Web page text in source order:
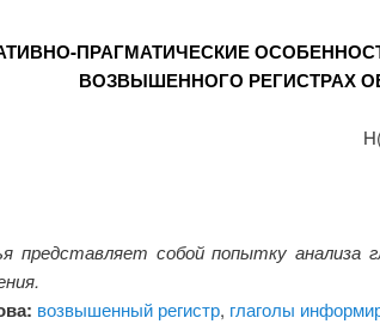
ПРАГМАТИЧЕСКИЕ
ВОЗВЫШЕННОГО РЕГИСТРАХ
представляет собой попытку анализа
возвышенный регистр, глаголы